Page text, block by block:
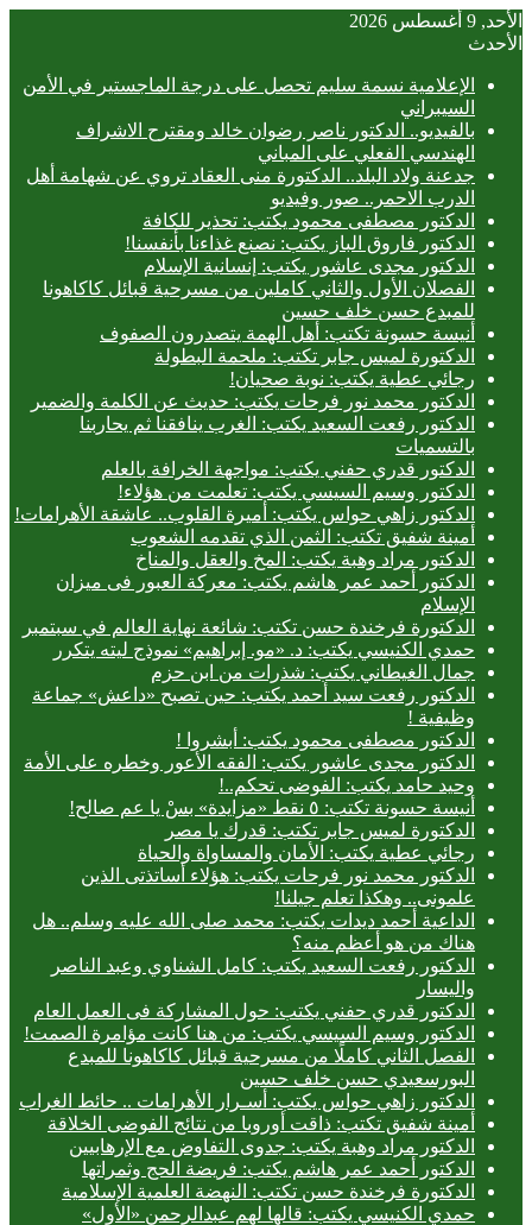
الأحد, 9 أغسطس 2026
الأحدث
الإعلامية نسمة سليم تحصل على درجة الماجستير في الأمن
السيبراني
بالفيديو.. ‎الدكتور ناصر رضوان خالد ومقترح الاشراف
الهندسي الفعلي على المباني
جدعنة ولاد البلد.. الدكتورة منى العقاد تروي عن شهامة أهل
الدرب الاحمر.. صور وفيديو
الدكتور مصطفى محمود يكتب: تحذير للكافة
الدكتور فاروق الباز يكتب: نصنع غذاءنا بأنفسنا!
الدكتور مجدى عاشور يكتب: إنسانية الإسلام
الفصلان الأول والثاني كاملين من مسرحية قبائل كاكاهونا
للمبدع حسن خلف حسين
أنيسة حسونة تكتب: أهل الهمة يتصدرون الصفوف
الدكتورة لميس جابر تكتب: ملحمة البطولة
رجائي عطية يكتب: نوبة صحيان!
الدكتور محمد نور فرحات يكتب: حديث عن الكلمة والضمير
الدكتور رفعت السعيد يكتب: الغرب ينافقنا ثم يحاربنا
بالتسميات
الدكتور قدري حفني يكتب: مواجهة الخرافة بالعلم
الدكتور وسيم السيسي يكتب: تعلمت من هؤلاء!
الدكتور زاهي حواس يكتب: أميرة القلوب.. عاشقة الأهرامات!
أمينة شفيق تكتب: الثمن الذي تقدمه الشعوب
الدكتور مراد وهبة يكتب: المخ والعقل والمناخ
الدكتور أحمد عمر هاشم يكتب: معركة العبور فى ميزان
الإسلام
الدكتورة فرخندة حسن تكتب: شائعة نهاية العالم في سبتمبر
حمدي الكنيسي يكتب: د. «مو. إبراهيم» نموذج ليته يتكرر
جمال الغيطاني يكتب: شذرات من ابن حزم
الدكتور رفعت سيد أحمد يكتب: حين تصبح «داعش» جماعة
وظيفية !
الدكتور مصطفى محمود يكتب: أبشروا !
الدكتور مجدى عاشور يكتب: الفقه الأعور وخطره على الأمة
وحيد حامد يكتب: الفوضى تحكم..!
أنيسة حسونة تكتب: ٥ نقط «مزايدة» بسْ يا عم صالح!
الدكتورة لميس جابر تكتب: قدرك يا مصر
رجائي عطية يكتب: الأمان والمساواة والحياة
الدكتور محمد نور فرحات يكتب: هؤلاء أساتذتى الذين
علمونى.. وهكذا تعلم جيلنا!
الداعية أحمد ديدات يكتب: محمد صلى الله عليه وسلم.. هل
هناك من هو أعظم منه؟
الدكتور رفعت السعيد يكتب: كامل الشناوي وعبد الناصر
واليسار
الدكتور قدري حفني يكتب: حول المشاركة فى العمل العام
الدكتور وسيم السيسي يكتب: من هنا كانت مؤامرة الصمت!
الفصل الثاني كاملًا من مسرحية قبائل كاكاهونا للمبدع
البورسعيدي حسن خلف حسين
الدكتور زاهي حواس يكتب: أسـرار الأهرامات .. حائط الغراب
أمينة شفيق تكتب: ذاقت أوروبا من نتائج الفوضى الخلاقة
الدكتور مراد وهبة يكتب: جدوى التفاوض مع الإرهابيين
الدكتور أحمد عمر هاشم يكتب: فريضة الحج وثمراتها
الدكتورة فرخندة حسن تكتب: النهضة العلمية الإسلامية
حمدي الكنيسي يكتب: قالها لهم عبدالرحمن «الأول»